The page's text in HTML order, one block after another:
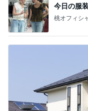
今日の服
桃オフィシ